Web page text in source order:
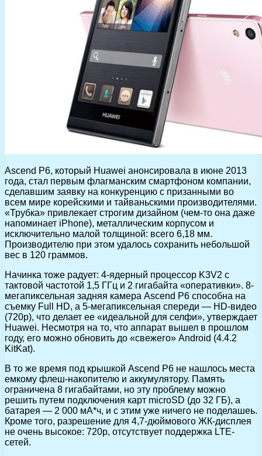
Ascend P6, который Huawei анонсировала в июне 2013
года, стал первым флагманским смартфоном компании,
сделавшим заявку на конкуренцию с призанными во
всем мире корейскими и тайваньскими производителями.
«Трубка» привлекает строгим дизайном (чем-то она даже
напоминает iPhone), металлическим корпусом и
исключительно малой толщиной: всего 6,18 мм.
Производителю при этом удалось сохранить небольшой
вес в 120 граммов.
Начинка тоже радует: 4-ядерный процессор K3V2 с
тактовой частотой 1,5 ГГц и 2 гигабайта «оперативки». 8-
мегапиксельная задняя камера Ascend P6 способна на
съемку Full HD, а 5-мегапиксельная спереди — HD-видео
(720р), что делает ее «идеальной для селфи», утверждает
Huawei. Несмотря на то, что аппарат вышел в прошлом
году, его можно обновить до «свежего» Android (4.4.2
KitKat).
В то же время под крышкой Ascend P6 не нашлось места
емкому флеш-накопителю и аккумулятору. Память
ограничена 8 гигабайтами, но эту проблему можно
решить путем подключения карт microSD (до 32 ГБ), а
батарея — 2 000 мА*ч, и с этим уже ничего не поделашеь.
Кроме того, разрешение для 4,7-дюймового ЖК-дисплея
не очень высокое: 720р, отсутствует поддержка LTE-
сетей.